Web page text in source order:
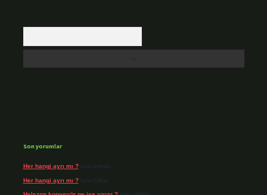
Son yorumlar
Her hangi ayrı mı ?için admin
Her hangi ayrı mı ?için Cihat